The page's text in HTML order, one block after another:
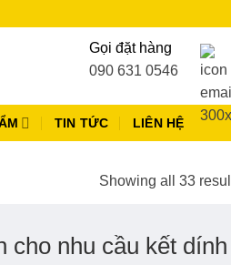
Gọi đặt hàng
090 631 0546
TIN TỨC LIÊN HỆ
Showing all 33
cho nhu cầu kết